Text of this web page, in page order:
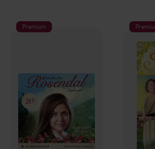
Premium